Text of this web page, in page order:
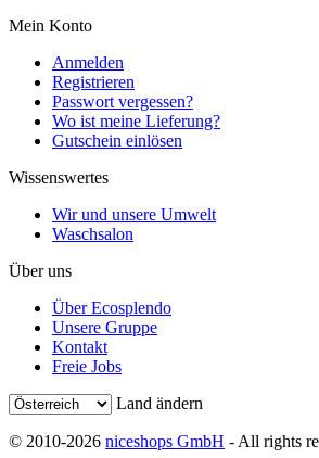
Mein Konto
Anmelden
Registrieren
Passwort vergessen?
Wo ist meine Lieferung?
Gutschein einlösen
Wissenswertes
Wir und unsere Umwelt
Waschsalon
Über uns
Über Ecosplendo
Unsere Gruppe
Kontakt
Freie Jobs
Land ändern
© 2010-2026 niceshops GmbH - All rights